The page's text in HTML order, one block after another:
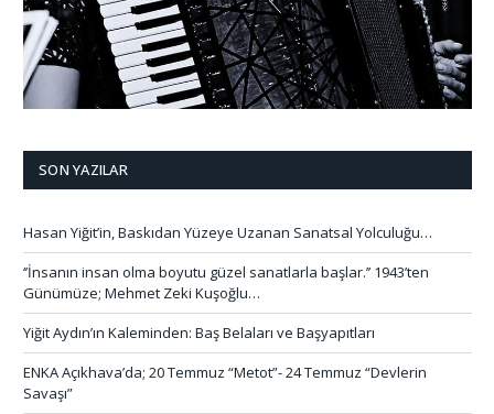
SON YAZILAR
Hasan Yiğit’in, Baskıdan Yüzeye Uzanan Sanatsal Yolculuğu…
‘’İnsanın insan olma boyutu güzel sanatlarla başlar.’’ 1943’ten
Günümüze; Mehmet Zeki Kuşoğlu…
Yiğit Aydın’ın Kaleminden: Baş Belaları ve Başyapıtları
ENKA Açıkhava’da; 20 Temmuz “Metot”- 24 Temmuz “Devlerin
Savaşı”